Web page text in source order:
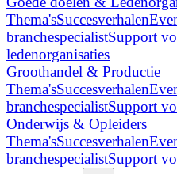
Thema'sSuccesverhalen
branchespecialistSupport
ledenorganisaties
Groothandel & Productie
Thema'sSuccesverhalen
branchespecialistSupport
Onderwijs & Opleiders
Thema'sSuccesverhalen
branchespecialistSupport